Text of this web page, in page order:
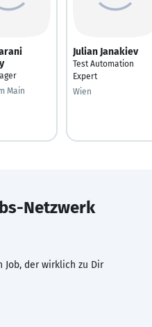
Main
Julian Janakiev
Test Automation
Expert
Wien
Netzwerk
Job, der wirklich zu Dir